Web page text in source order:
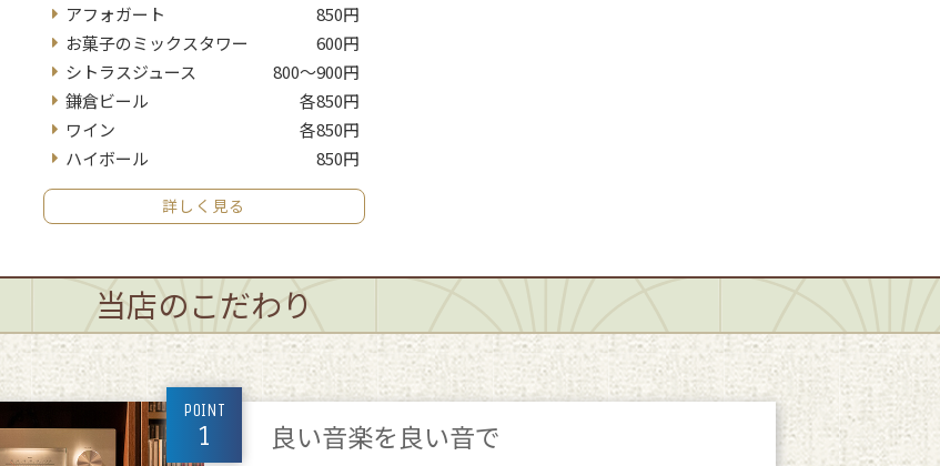
アフォガート
850円
お菓子のミックスタワー
600円
シトラスジュース
800～900円
鎌倉ビール
各850円
ワイン
各850円
ハイボール
850円
詳しく見る
当店のこだわり
POINT
1 良い音楽を良い音で